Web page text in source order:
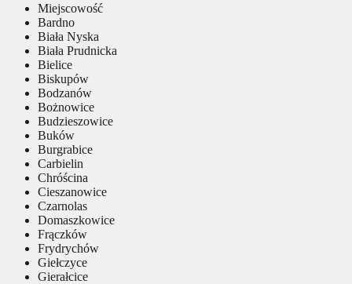
Miejscowość
Bardno
Biała Nyska
Biała Prudnicka
Bielice
Biskupów
Bodzanów
Bożnowice
Budzieszowice
Buków
Burgrabice
Carbielin
Chróścina
Cieszanowice
Czarnolas
Domaszkowice
Frączków
Frydrychów
Giełczyce
Gierałcice